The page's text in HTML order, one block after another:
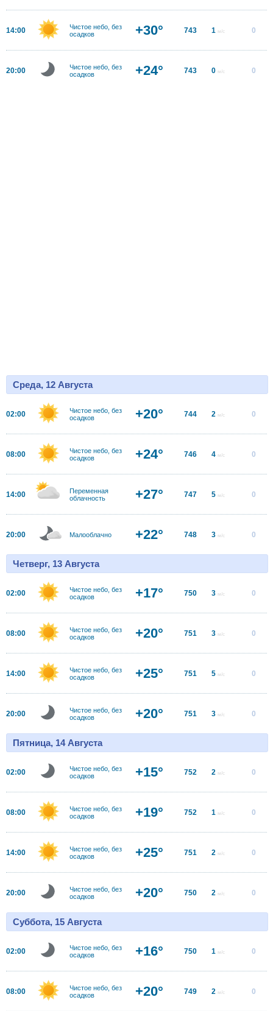
14:00
Чистое небо, без
осадков
+30° 743 1 м/с 0
20:00
Чистое небо, без
осадков
+24° 743 0 м/с 0
Среда, 12 Августа
02:00
Чистое небо, без
осадков
+20° 744 2 м/с 0
08:00
Чистое небо, без
осадков
+24° 746 4 м/с 0
14:00
Переменная
облачность
+27° 747 5 м/с 0
20:00 Малооблачно +22° 748 3 м/с 0
Четверг, 13 Августа
02:00
Чистое небо, без
осадков
+17° 750 3 м/с 0
08:00
Чистое небо, без
осадков
+20° 751 3 м/с 0
14:00
Чистое небо, без
осадков
+25° 751 5 м/с 0
20:00
Чистое небо, без
осадков
+20° 751 3 м/с 0
Пятница, 14 Августа
02:00
Чистое небо, без
осадков
+15° 752 2 м/с 0
08:00
Чистое небо, без
осадков
+19° 752 1 м/с 0
14:00
Чистое небо, без
осадков
+25° 751 2 м/с 0
20:00
Чистое небо, без
осадков
+20° 750 2 м/с 0
Суббота, 15 Августа
02:00
Чистое небо, без
осадков
+16° 750 1 м/с 0
08:00
Чистое небо, без
осадков
+20° 749 2 м/с 0